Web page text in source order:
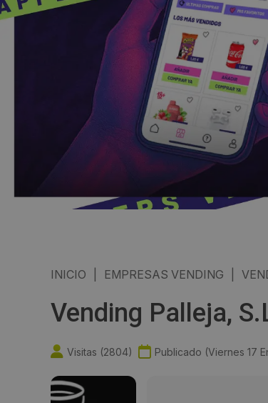
INICIO EMPRESAS VENDING
Vending Palleja,
Visitas (2804) Publicado (Viernes 17